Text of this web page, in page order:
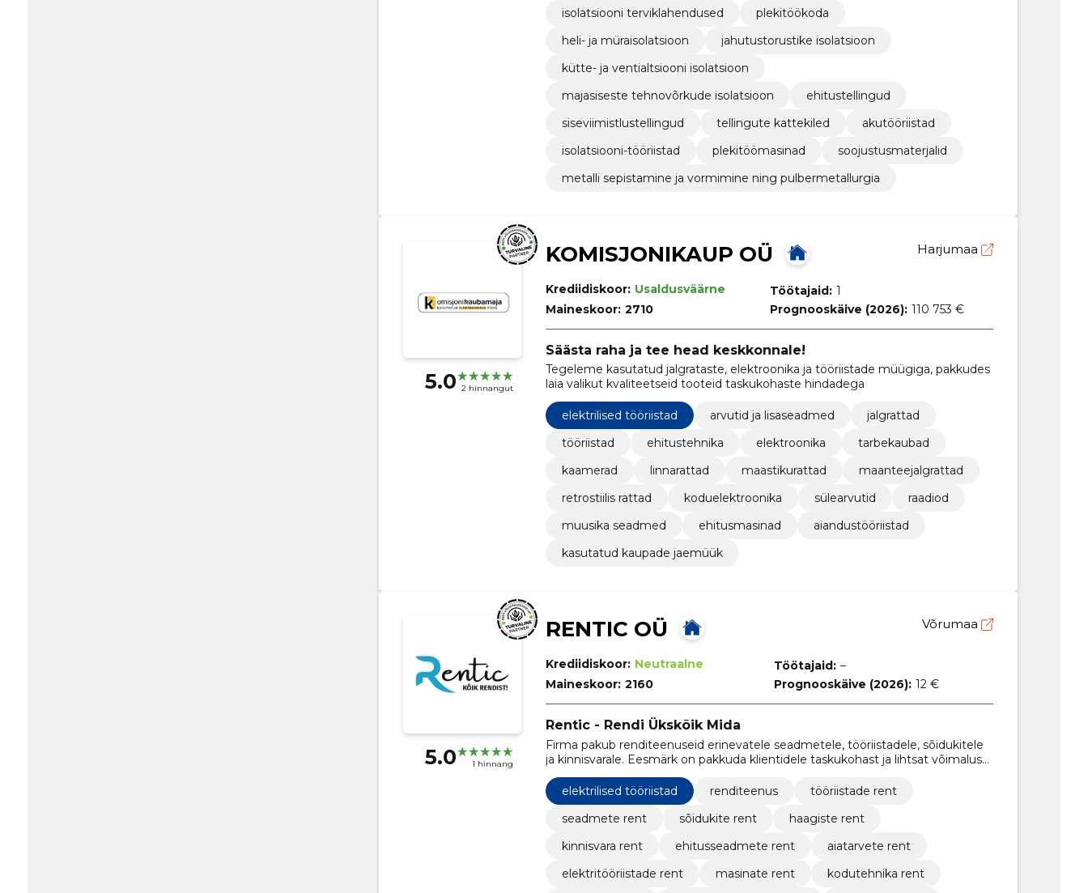
isolatsiooni terviklahendused
plekitöökoda
heli- ja müraisolatsioon
jahutustorustike isolatsioon
kütte- ja ventialtsiooni isolatsioon
majasiseste tehnovõrkude isolatsioon
ehitustellingud
siseviimistlustellingud
tellingute kattekiled
akutööriistad
isolatsiooni-tööriistad
plekitöömasinad
soojustusmaterjalid
metalli sepistamine ja vormimine ning pulbermetallurgia
5.0 2 hinnangut
KOMISJONIKAUP OÜ Harjumaa
Krediidiskoor: Usaldusväärne
Maineskoor: 2710
Töötajaid: 1
Prognooskäive (2026): 110 753 €
Säästa raha ja tee head keskkonnale!
Tegeleme kasutatud jalgrataste, elektroonika ja tööriistade müügiga, pakkudes
laia valikut kvaliteetseid tooteid taskukohaste hindadega
elektrilised tööriistad arvutid ja lisaseadmed
jalgrattad
tööriistad
ehitustehnika elektroonika
tarbekaubad
kaamerad
linnarattad maastikurattad
maanteejalgrattad
retrostiilis rattad
koduelektroonika sülearvutid
raadiod
muusika seadmed
ehitusmasinad
aiandustööriistad
kasutatud kaupade jaemüük
5.0 1 hinnang
RENTIC OÜ Võrumaa
Krediidiskoor: Neutraalne
Maineskoor: 2160
Töötajaid: –
Prognooskäive (2026): 12 €
Rentic - Rendi Ükskõik Mida
Firma pakub renditeenuseid erinevatele seadmetele, tööriistadele, sõidukitele
ja kinnisvarale. Eesmärk on pakkuda klientidele taskukohast ja lihtsat võimalust
vajalike asjade ajutiseks kasutamiseks.
elektrilised tööriistad
renditeenus
tööriistade rent
seadmete rent
sõidukite rent
haagiste rent
kinnisvara rent
ehitusseadmete rent
aiatarvete rent
elektritööriistade rent
masinate rent
kodutehnika rent